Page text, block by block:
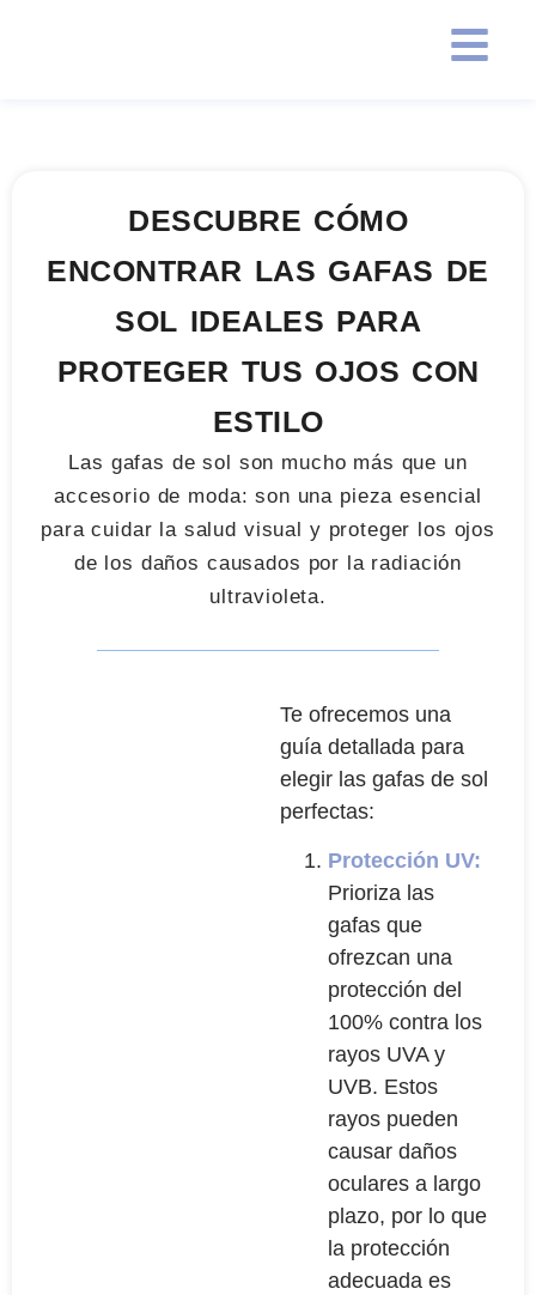
DESCUBRE CÓMO
ENCONTRAR LAS GAFAS DE
SOL IDEALES PARA
PROTEGER TUS OJOS CON
ESTILO
Las gafas de sol son mucho más que un
accesorio de moda: son una pieza esencial
para cuidar la salud visual y proteger los ojos
de los daños causados por la radiación
ultravioleta.
Te ofrecemos una
guía detallada para
elegir las gafas de sol
perfectas:
Protección UV:
Prioriza las
gafas que
ofrezcan una
protección del
100% contra los
rayos UVA y
UVB. Estos
rayos pueden
causar daños
oculares a largo
plazo, por lo que
la protección
adecuada es